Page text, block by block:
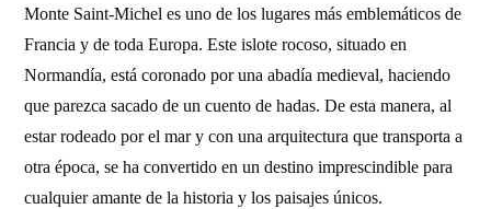
Monte Saint-Michel es uno de los lugares más emblemáticos de
Francia y de toda Europa. Este islote rocoso, situado en
Normandía, está coronado por una abadía medieval, haciendo
que parezca sacado de un cuento de hadas. De esta manera, al
estar rodeado por el mar y con una arquitectura que transporta a
otra época, se ha convertido en un destino imprescindible para
cualquier amante de la historia y los paisajes únicos.